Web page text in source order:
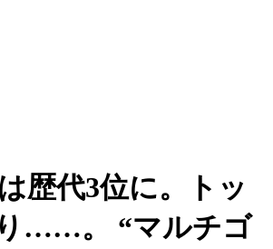
歴代3位に。トッ
……。 “マルチゴ